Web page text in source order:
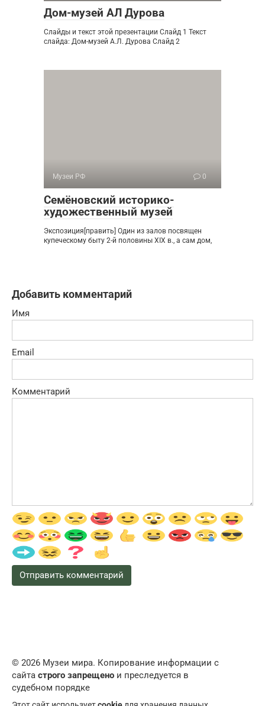
Дом-музей АЛ Дурова
Слайды и текст этой презентации Слайд 1 Текст
слайда: Дом-музей А.Л. Дурова Слайд 2
Музеи РФ 0
Семёновский историко-
художественный музей
Экспозиция[править] Один из залов посвящен
купеческому быту 2-й половины XIX в., а сам дом,
Добавить комментарий
Имя
Email
Комментарий
© 2026 Музеи мира. Копирование информации с
сайта строго запрещено и преследуется в
судебном порядке